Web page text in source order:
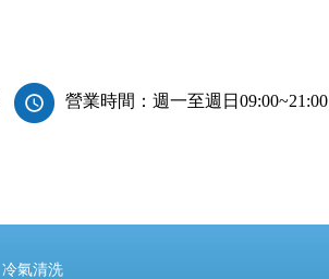
營業時間：週一至週日09:00~21:00
冷氣清洗